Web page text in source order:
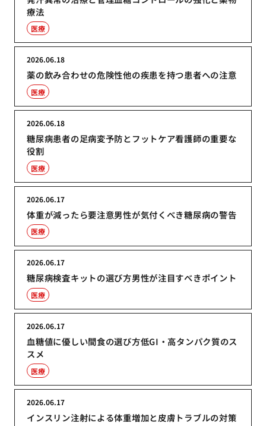
療法
医療
薬の飲み合わせの危険性他の疾患を持つ患者への注意
2026.06.18
医療
糖尿病患者の足病変予防とフットケア看護師の重要な
役割
2026.06.18
医療
体重が減ったら要注意男性が気付くべき糖尿病の警告
2026.06.17
医療
糖尿病検査キットの選び方男性が注目すべきポイント
2026.06.17
医療
血糖値に優しい間食の選び方低GI・高タンパク質のス
スメ
2026.06.17
医療
インスリン注射による体重増加と皮膚トラブルの対策
2026.06.17